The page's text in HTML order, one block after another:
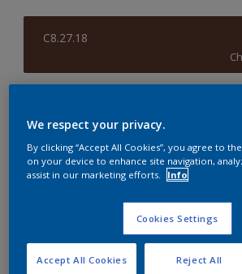
C8.27.18
1L
Quantité Calculateur de
We respect your privacy.
By clicking “Accept All Cookies”, you agree to
on your device to enhance site navigation,
assist in our marketing efforts.
Info
Cookies Settings
Reject All
Accept All Cookies